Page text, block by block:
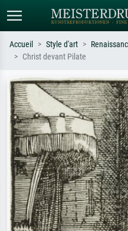
Recherchez par artiste, titre ou style –
ex. Monet, Nuit étoilée,
impressionnisme, vague de Hokusai,
nu.
Accueil Style d'art
Christ devant Pilate